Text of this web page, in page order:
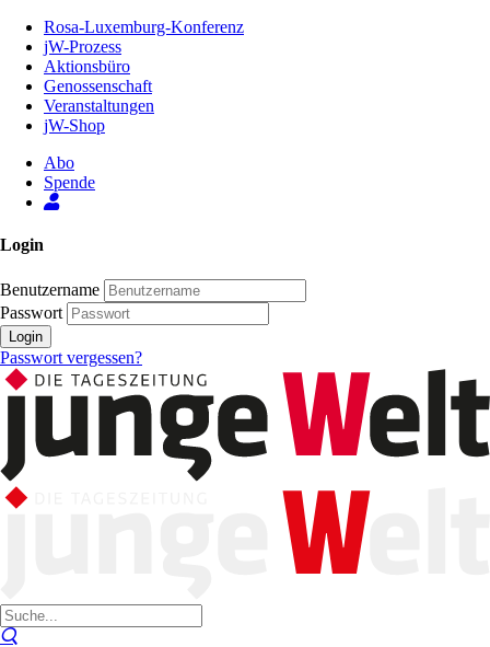
Inhalt
Seite
Rosa-Luxemburg-Konferenz
jW-Prozess
Aktionsbüro
Genossenschaft
Veranstaltungen
jW-Shop
Abo
Spende
Login
Benutzername
Passwort
Login
Passwort vergessen?